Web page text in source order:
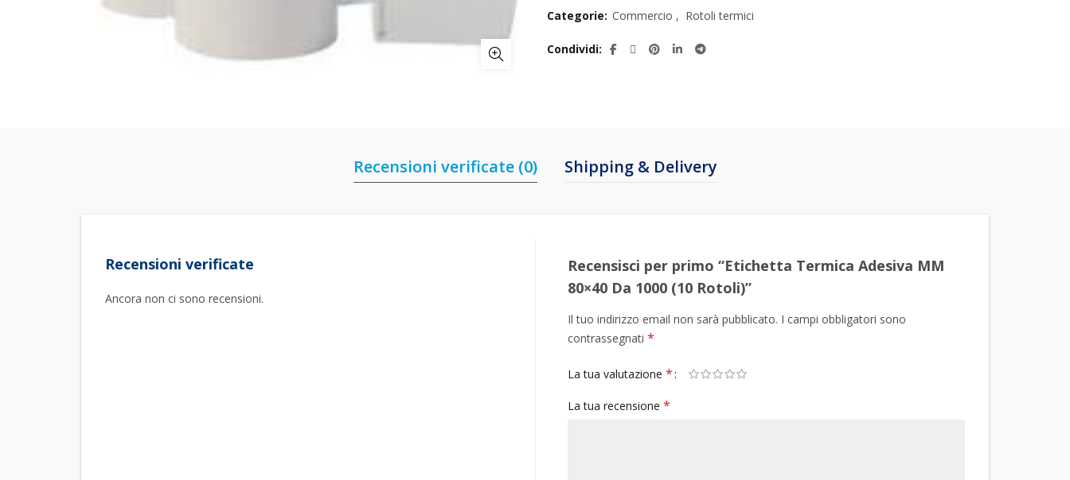
Categorie: Commercio , Rotoli termici
Condividi
Recensioni verificate (0) Shipping & Delivery
Recensioni verificate
Ancora non ci sono recensioni.
Recensisci per primo “Etichetta Termica Adesiva MM
80×40 Da 1000 (10 Rotoli)”
Il tuo indirizzo email non sarà pubblicato. I campi obbligatori sono
contrassegnati *
La tua valutazione *
La tua recensione *